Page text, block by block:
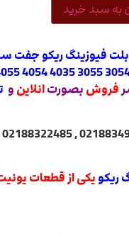
به سبد خرید
فروش بصورتانلاین و
ریکو یکی از قطعات